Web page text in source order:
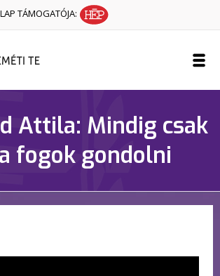
TÁMOGATÓJA:
Attila: Mindig csak
fogok gondolni